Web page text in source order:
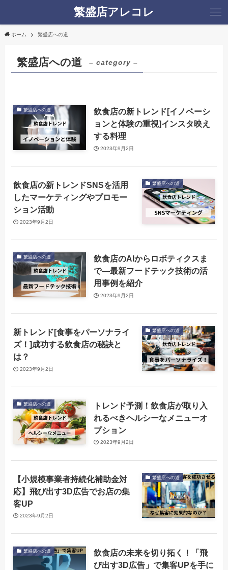
繁盛店アレコレ
ホーム 繁盛店への道
繁盛店への道 – category –
繁盛店への道
飲食店の新トレンド[イノベーシ
ョンと体験の重視]インスタ映え
する料理
2023年9月2日
繁盛店への道
飲食店の新トレンドSNSを活用
したマーケティングやプロモー
ション活動
2023年9月2日
繁盛店への道
飲食店のAIからロボティクスま
で―最新フードテック技術の活
用事例を紹介
2023年9月2日
繁盛店への道
新トレンド[食事をパーソナライ
ズ！]成功する飲食店の秘訣と
は？
2023年9月2日
繁盛店への道
トレンド予測！飲食店が取り入
れるべきヘルシーなメニューオ
プション
2023年9月2日
繁盛店への道
【小規模事業者持続化補助金対
応】飛び出す3D広告でお店の集
客UP
2023年9月2日
繁盛店への道
飲食店の未来を切り拓く！「飛
び出す3D広告」で集客UPを手に